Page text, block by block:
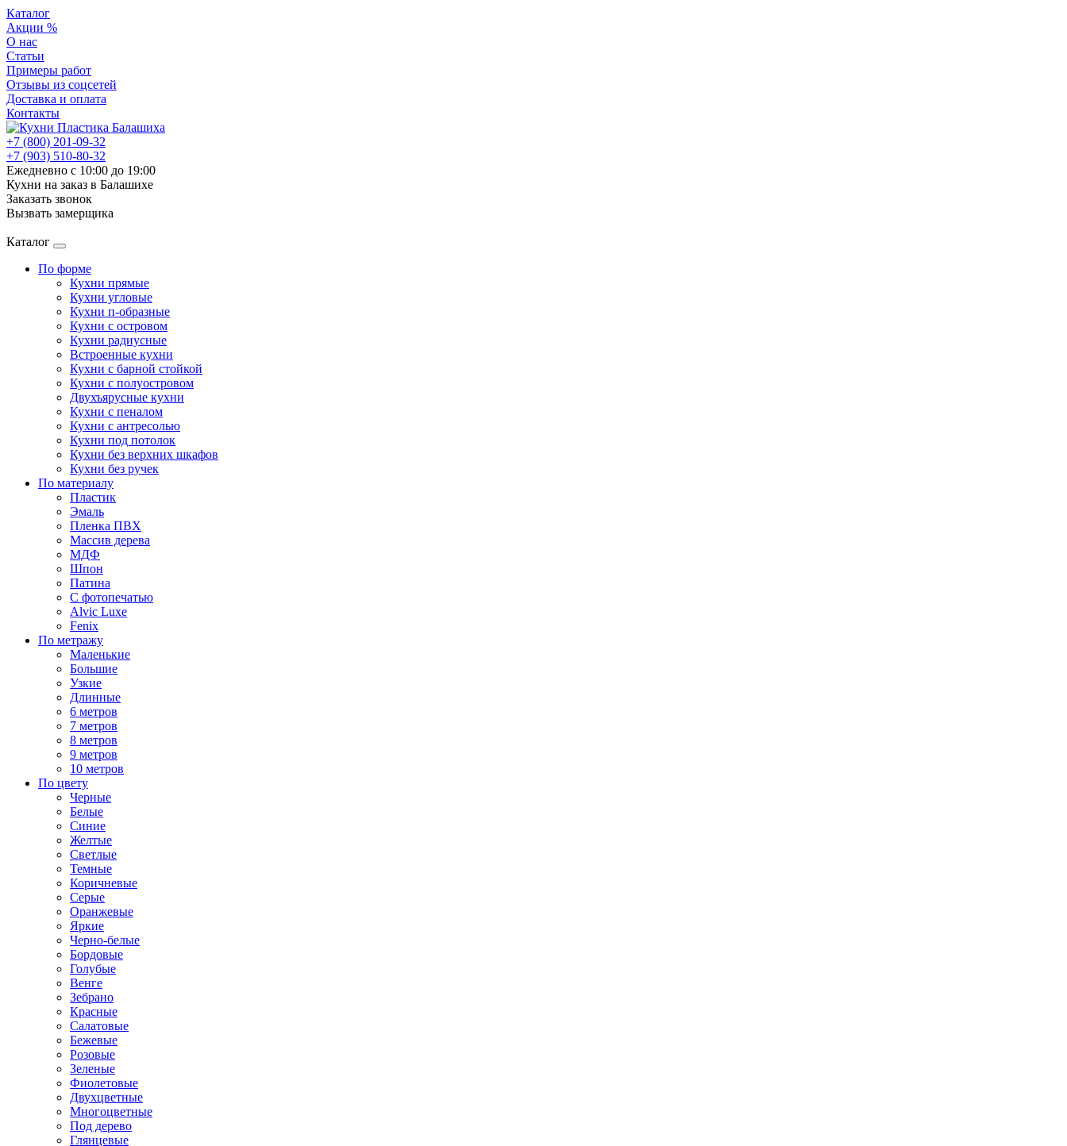
Каталог
Акции %
О нас
Статьи
Примеры работ
Отзывы из соцсетей
Доставка и оплата
Контакты
+7 (800) 201-09-32
+7 (903) 510-80-32
Ежедневно с 10:00 до 19:00
Кухни на заказ в Балашихе
Заказать звонок
Вызвать замерщика
Каталог
По форме
Кухни прямые
Кухни угловые
Кухни п-образные
Кухни с островом
Кухни радиусные
Встроенные кухни
Кухни с барной стойкой
Кухни с полуостровом
Двухъярусные кухни
Кухни с пеналом
Кухни с антресолью
Кухни под потолок
Кухни без верхних шкафов
Кухни без ручек
По материалу
Пластик
Эмаль
Пленка ПВХ
Массив дерева
МДФ
Шпон
Патина
С фотопечатью
Alvic Luxe
Fenix
По метражу
Маленькие
Большие
Узкие
Длинные
6 метров
7 метров
8 метров
9 метров
10 метров
По цвету
Черные
Белые
Синие
Желтые
Светлые
Темные
Коричневые
Серые
Оранжевые
Яркие
Черно-белые
Бордовые
Голубые
Венге
Зебрано
Красные
Салатовые
Бежевые
Розовые
Зеленые
Фиолетовые
Двухцветные
Многоцветные
Под дерево
Глянцевые